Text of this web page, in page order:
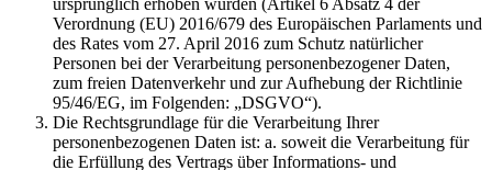
ursprünglich erhoben wurden (Artikel 6 Absatz 4 der
Verordnung (EU) 2016/679 des Europäischen Parlaments und
des Rates vom 27. April 2016 zum Schutz natürlicher
Personen bei der Verarbeitung personenbezogener Daten,
zum freien Datenverkehr und zur Aufhebung der Richtlinie
95/46/EG, im Folgenden: „DSGVO“).
Die Rechtsgrundlage für die Verarbeitung Ihrer
personenbezogenen Daten ist: a. soweit die Verarbeitung für
die Erfüllung des Vertrags über Informations- und